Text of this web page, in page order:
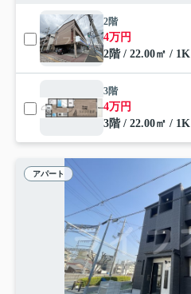
2階
4万円
2階 / 22.00㎡ / 1K
3階
4万円
3階 / 22.00㎡ / 1K
アパート